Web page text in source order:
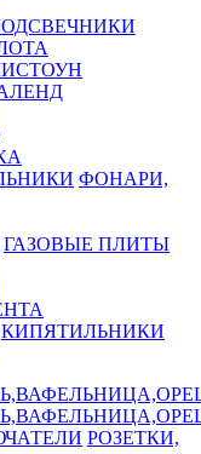
ФОНАРИ,
ГАЗОВЫЕ ПЛИТЫ
КИПЯТИЛЬНИКИ
РОЗЕТКИ,